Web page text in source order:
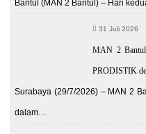
Bantul (MAN 2 Bantul) – Hari
31 Juli 2026
MAN 2
PRODISTIK
Surabaya (29/7/2026) – MAN 2
dalam…